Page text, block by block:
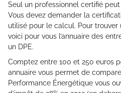
Seul un professionnel certifié
Vous devez demander la
utilisé pour le calcul. Pour trouver
voici pour vous l’annuaire des
un DPE.
Comptez entre 100 et 250 euros
annuaire vous permet de
Performance Énergétique vous